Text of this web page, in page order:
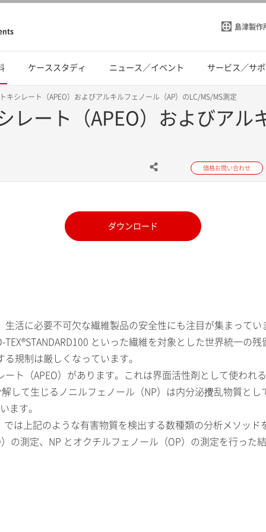
島津製作
ケーススタディ ニュース／イベント サービス／サ
キシレート（APEO）およびアルキルフェノール（AP）のLC/MS/MS測定
レート（APEO）およびアル
価格お問い合わせ
ダウンロード
活に必要不可欠な繊維製品の安全性にも注目が集まって
といった繊維を対象とした世界統一の
規制は厳しくなっています。
ト（APEO）があります。これは界面活性剤として使われ
して生じるノニルフェノール（NP）は内分泌攪乱物質と
ます。
では上記のような有害物質を検出する数種類の分析メソッ
の測定、NP とオクチルフェノール（OP）の測定を行った